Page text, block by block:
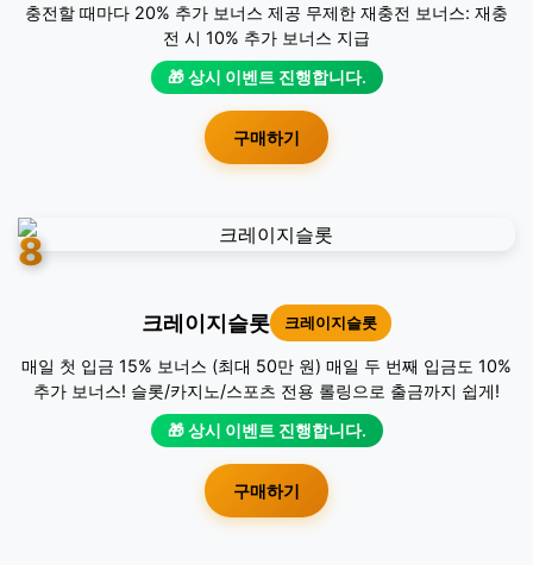
충전할 때마다 20% 추가 보너스 제공 무제한 재충전 보너스: 재충
전 시 10% 추가 보너스 지급
🎁 상시 이벤트 진행합니다.
구매하기
8
크레이지슬롯 크레이지슬롯
매일 첫 입금 15% 보너스 (최대 50만 원) 매일 두 번째 입금도 10%
추가 보너스! 슬롯/카지노/스포츠 전용 롤링으로 출금까지 쉽게!
🎁 상시 이벤트 진행합니다.
구매하기